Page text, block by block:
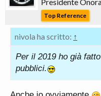
Top Reference
nivola ha scritto: ↑
Per il 2019 ho già
pubblici.